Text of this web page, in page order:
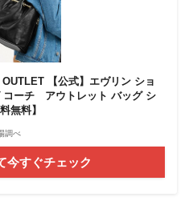
【公式】エヴリン ショ
コーチ アウトレット バッグ シ
無料】
調べ
今すぐチェック